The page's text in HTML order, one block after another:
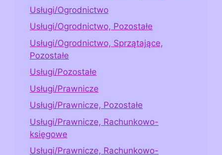
Usługi/Ogrodnictwo
Usługi/Ogrodnictwo, Pozostałe
Usługi/Ogrodnictwo, Sprzątające,
Pozostałe
Usługi/Pozostałe
Usługi/Prawnicze
Usługi/Prawnicze, Pozostałe
Usługi/Prawnicze, Rachunkowo-
księgowe
Usługi/Prawnicze, Rachunkowo-